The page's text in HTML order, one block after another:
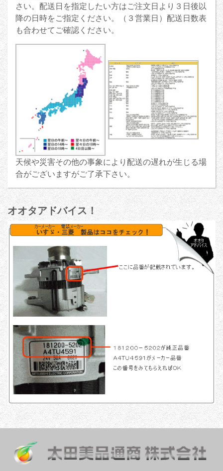
さい。配送日を指定したい方はご注文日より３日後以
降の日時をご指定ください。（３営業日）配送日数表
も合わせてご確認ください。
天候や災害その他の事象により配送の遅れが生じる場
合がございますがご了承下さい。
オオタアドバイス！